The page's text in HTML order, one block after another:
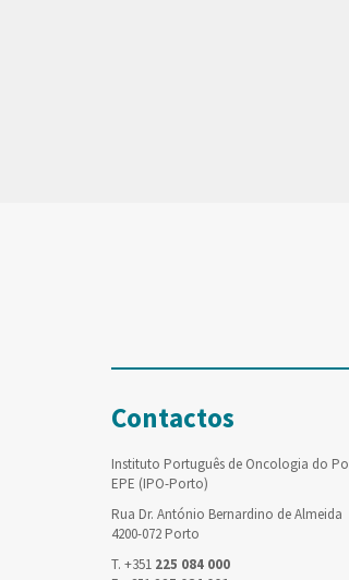
Contactos
Instituto Português de Oncologia do
EPE (IPO-Porto)
Rua Dr. António Bernardino de Almeida
4200-072 Porto
T. +351 225 084 000